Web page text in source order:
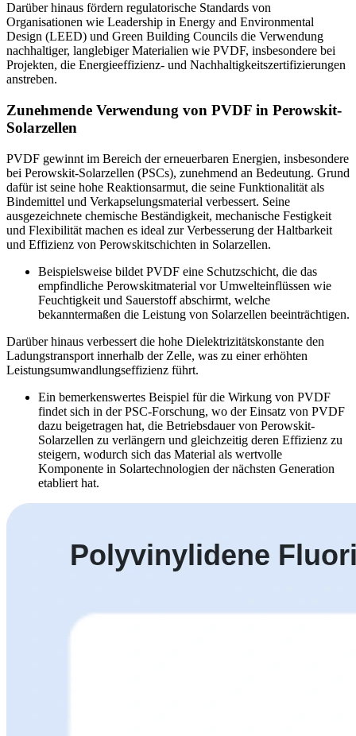
Darüber hinaus fördern regulatorische Standards von
Organisationen wie Leadership in Energy and Environmental
Design (LEED) und Green Building Councils die Verwendung
nachhaltiger, langlebiger Materialien wie PVDF, insbesondere bei
Projekten, die Energieeffizienz- und Nachhaltigkeitszertifizierungen
anstreben.
Zunehmende Verwendung von PVDF in Perowskit-
Solarzellen
PVDF gewinnt im Bereich der erneuerbaren Energien, insbesondere
bei Perowskit-Solarzellen (PSCs), zunehmend an Bedeutung. Grund
dafür ist seine hohe Reaktionsarmut, die seine Funktionalität als
Bindemittel und Verkapselungsmaterial verbessert. Seine
ausgezeichnete chemische Beständigkeit, mechanische Festigkeit
und Flexibilität machen es ideal zur Verbesserung der Haltbarkeit
und Effizienz von Perowskitschichten in Solarzellen.
Beispielsweise bildet PVDF eine Schutzschicht, die das
empfindliche Perowskitmaterial vor Umwelteinflüssen wie
Feuchtigkeit und Sauerstoff abschirmt, welche
bekanntermaßen die Leistung von Solarzellen beeinträchtigen.
Darüber hinaus verbessert die hohe Dielektrizitätskonstante den
Ladungstransport innerhalb der Zelle, was zu einer erhöhten
Leistungsumwandlungseffizienz führt.
Ein bemerkenswertes Beispiel für die Wirkung von PVDF
findet sich in der PSC-Forschung, wo der Einsatz von PVDF
dazu beigetragen hat, die Betriebsdauer von Perowskit-
Solarzellen zu verlängern und gleichzeitig deren Effizienz zu
steigern, wodurch sich das Material als wertvolle
Komponente in Solartechnologien der nächsten Generation
etabliert hat.